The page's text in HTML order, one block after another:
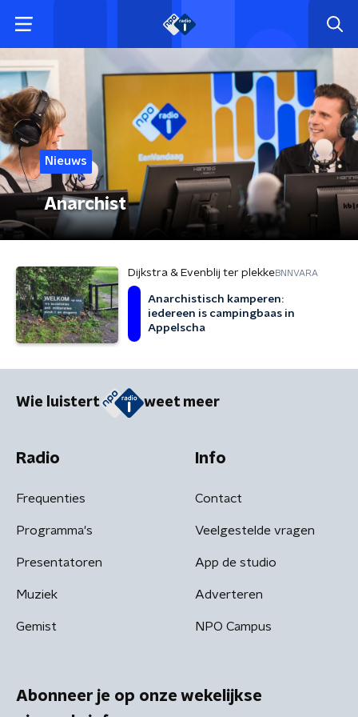
Nieuws
Anarchist
Dijkstra & Evenblij ter plekkeBNNVARA
Anarchistisch kamperen:
iedereen is campingbaas in
Appelscha
Wie luistert weet meer
Radio
Frequenties
Programma's
Presentatoren
Muziek
Gemist
Info
Contact
Veelgestelde vragen
App de studio
Adverteren
NPO Campus
Abonneer je op onze wekelijkse